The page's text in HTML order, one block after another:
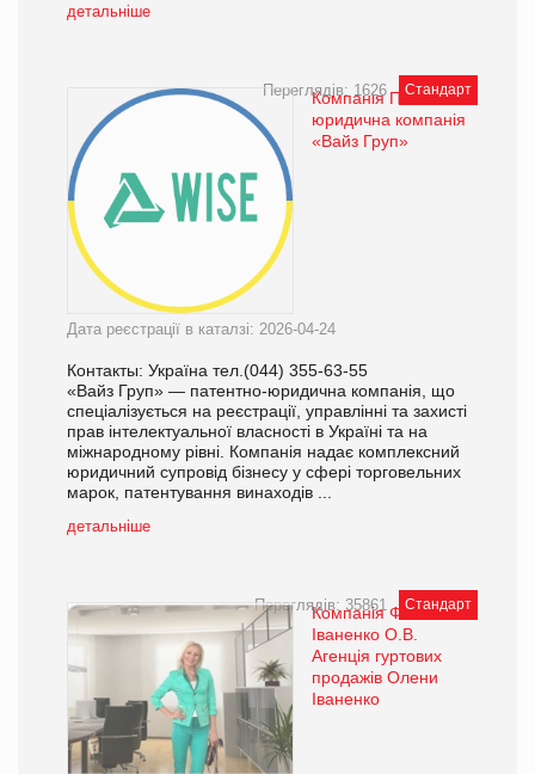
детальніше
Переглядів: 1626 Стандарт
Компанія Патентно-
юридична компанія
«Вайз Груп»
Дата реєстрації в каталзі: 2026-04-24
Контакты: Україна тел.(044) 355-63-55
«Вайз Груп» — патентно-юридична компанія, що
спеціалізується на реєстрації, управлінні та захисті
прав інтелектуальної власності в Україні та на
міжнародному рівні. Компанія надає комплексний
юридичний супровід бізнесу у сфері торговельних
марок, патентування винаходів ...
детальніше
Переглядів: 35861 Стандарт
Компанія ФОП
Іваненко О.В.
Агенція гуртових
продажів Олени
Іваненко